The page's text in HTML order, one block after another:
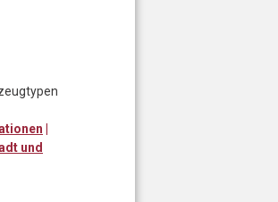
|
und